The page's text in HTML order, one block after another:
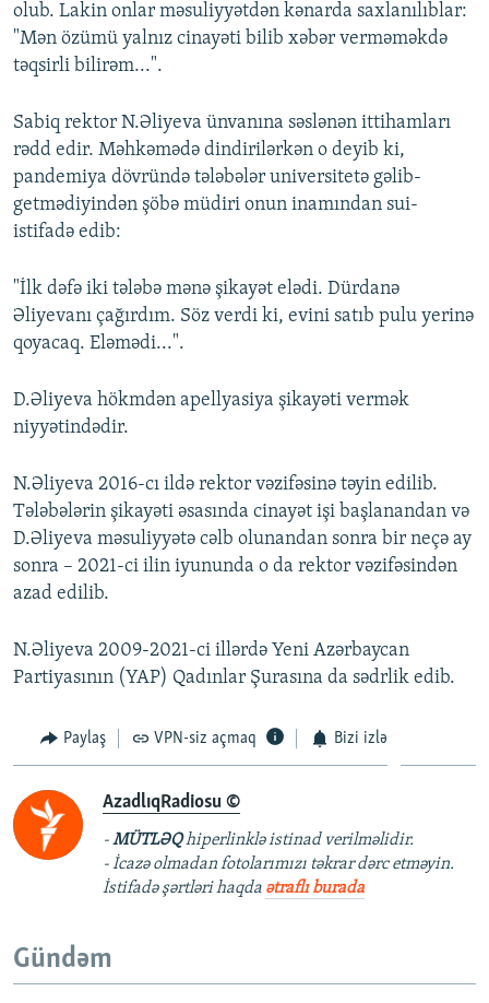
olub. Lakin onlar məsuliyyətdən kənarda saxlanılıblar:
"Mən özümü yalnız cinayəti bilib xəbər verməməkdə
təqsirli bilirəm...".
Sabiq rektor N.Əliyeva ünvanına səslənən ittihamları
rədd edir. Məhkəmədə dindirilərkən o deyib ki,
pandemiya dövründə tələbələr universitetə gəlib-
getmədiyindən şöbə müdiri onun inamından sui-
istifadə edib:
"İlk dəfə iki tələbə mənə şikayət elədi. Dürdanə
Əliyevanı çağırdım. Söz verdi ki, evini satıb pulu yerinə
qoyacaq. Eləmədi...".
D.Əliyeva hökmdən apellyasiya şikayəti vermək
niyyətindədir.
N.Əliyeva 2016-cı ildə rektor vəzifəsinə təyin edilib.
Tələbələrin şikayəti əsasında cinayət işi başlanandan və
D.Əliyeva məsuliyyətə cəlb olunandan sonra bir neçə ay
sonra – 2021-ci ilin iyununda o da rektor vəzifəsindən
azad edilib.
N.Əliyeva 2009-2021-ci illərdə Yeni Azərbaycan
Partiyasının (YAP) Qadınlar Şurasına da sədrlik edib.
Paylaş VPN-siz açmaq Bizi izlə
AzadlıqRadiosu ©
-MÜTLƏQhiperlinklə istinad verilməlidir.
- İcazə olmadan fotolarımızı təkrar dərc etməyin.
İstifadə şərtləri haqda ətraflı burada
Gündəm